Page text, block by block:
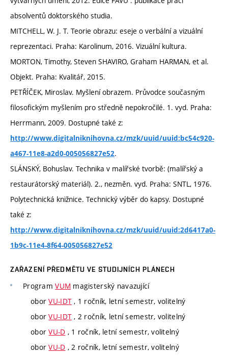
absolventů doktorského studia.
MITCHELL, W. J. T. Teorie obrazu: eseje o verbální a vizuální
reprezentaci. Praha: Karolinum, 2016. Vizuální kultura.
MORTON, Timothy, Steven SHAVIRO, Graham HARMAN, et al.
Objekt. Praha: Kvalitář, 2015.
PETŘÍČEK, Miroslav. Myšlení obrazem. Průvodce současným
filosofickým myšlením pro středně nepokročilé. 1. vyd. Praha:
Herrmann, 2009. Dostupné také z:
http://www.digitalniknihovna.cz/mzk/uuid/uuid:bc54c920-
a467-11e8-a2d0-005056827e52.
SLÁNSKÝ, Bohuslav. Technika v malířské tvorbě: (malířský a
restaurátorský materiál). 2., nezměn. vyd. Praha: SNTL, 1976.
Polytechnická knižnice. Technický výběr do kapsy. Dostupné
také z:
http://www.digitalniknihovna.cz/mzk/uuid/uuid:2d6417a0-
1b9c-11e4-8f64-005056827e52
ZAŘAZENÍ PŘEDMĚTU VE STUDIJNÍCH PLÁNECH
ProgramVUM magisterský navazující
oborVU-IDT , 1 ročník, letní semestr, volitelný
oborVU-IDT , 2 ročník, letní semestr, volitelný
oborVU-D , 1 ročník, letní semestr, volitelný
oborVU-D , 2 ročník, letní semestr, volitelný